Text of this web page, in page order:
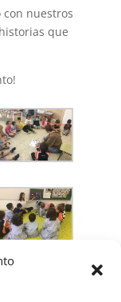
con nuestros
que